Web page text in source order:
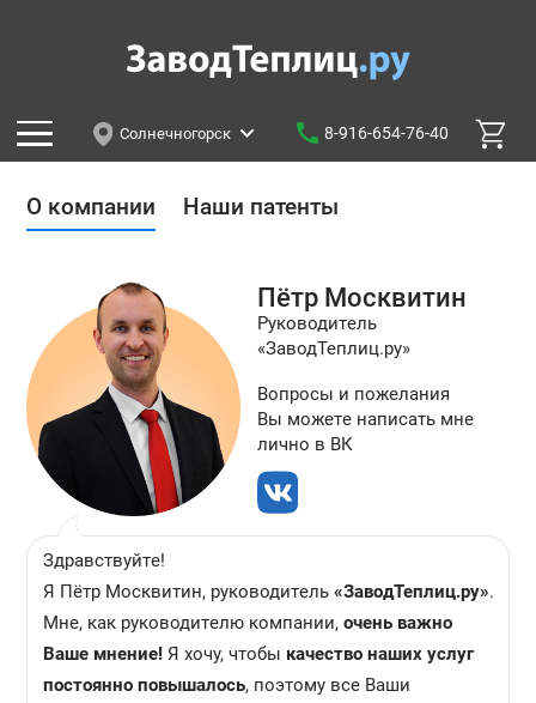
Солнечногорск 8-916-654-76-40
О компании Наши патенты
ПётрМосквитин
Руководитель
«ЗаводТеплиц.ру»
Вопросы и пожелания
Вы можете написать мне
лично в ВК
Здравствуйте!
Я Пётр Москвитин, руководитель «ЗаводТеплиц.ру».
Мне, как руководителю компании, очень важно
Ваше мнение! Я хочу, чтобы качество наших услуг
постоянно повышалось, поэтому все Ваши